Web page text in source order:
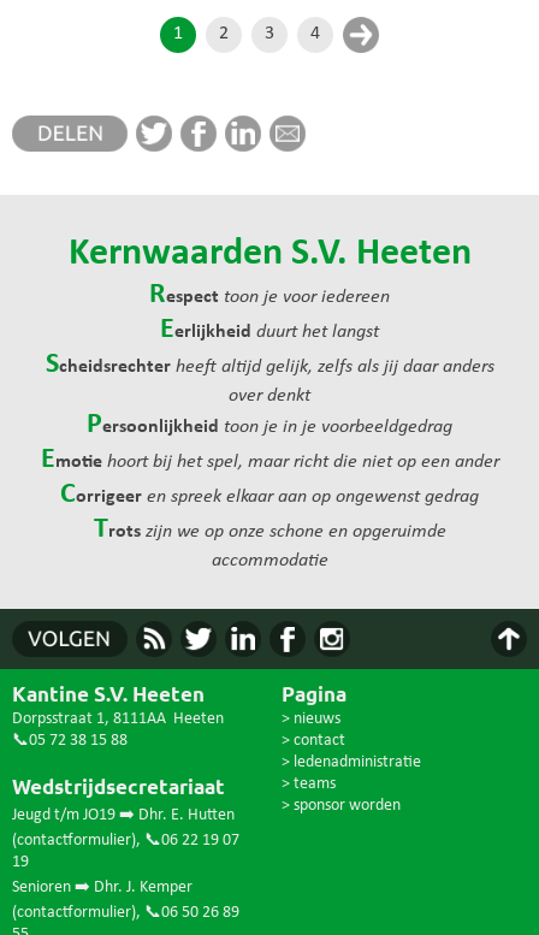
1 2 3 4
Kernwaarden S.V. Heeten
Respect toon je voor iedereen
Eerlijkheid duurt het langst
Scheidsrechter heeft altijd gelijk, zelfs als jij daar anders
over denkt
Persoonlijkheid toon je in je voorbeeldgedrag
Emotie hoort bij het spel, maar richt die niet op een ander
Corrigeer en spreek elkaar aan op ongewenst gedrag
Trots zijn we op onze schone en opgeruimde
accommodatie
Kantine S.V. Heeten
Dorpsstraat 1, 8111AA Heeten
📞05 72 38 15 88
Wedstrijdsecretariaat
Jeugd t/m JO19 ➡️ Dhr. E. Hutten
(contactformulier), 📞06 22 19 07
19
Senioren ➡️ Dhr. J. Kemper
(contactformulier), 📞06 50 26 89
Pagina
> nieuws
> contact
> ledenadministratie
> teams
> sponsor worden